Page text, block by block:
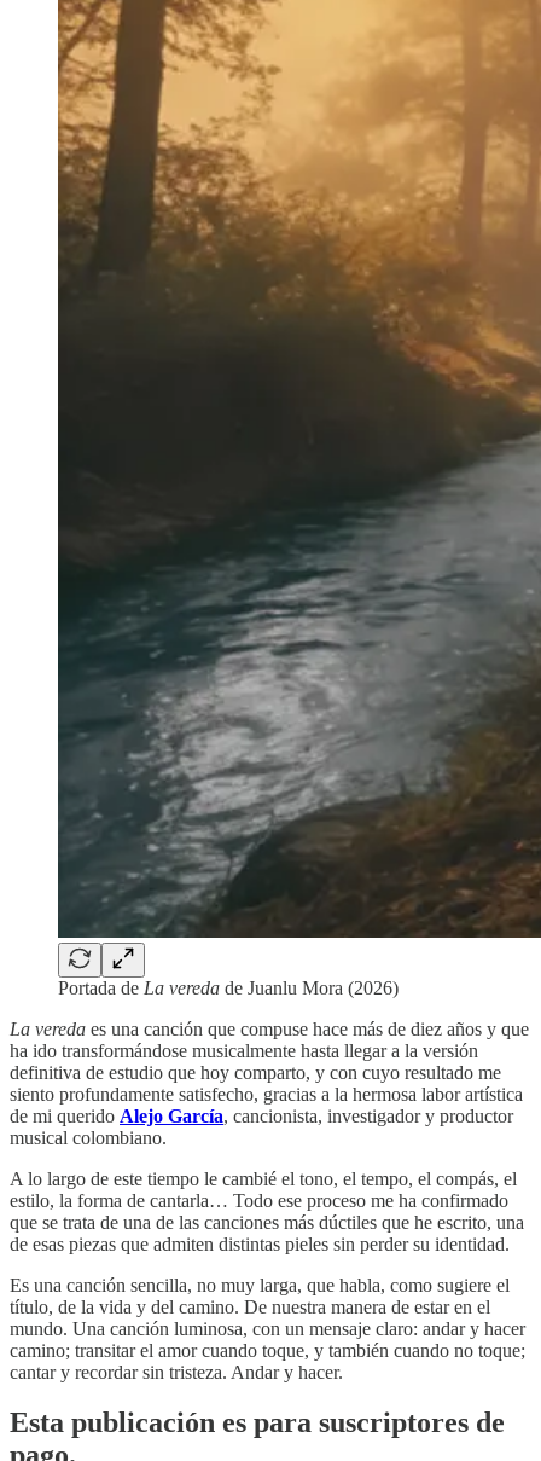
Portada de La vereda de Juanlu Mora (2026)
La vereda es una canción que compuse hace más de diez años y que
ha ido transformándose musicalmente hasta llegar a la versión
definitiva de estudio que hoy comparto, y con cuyo resultado me
siento profundamente satisfecho, gracias a la hermosa labor artística
de mi querido Alejo García, cancionista, investigador y productor
musical colombiano.
A lo largo de este tiempo le cambié el tono, el tempo, el compás, el
estilo, la forma de cantarla… Todo ese proceso me ha confirmado
que se trata de una de las canciones más dúctiles que he escrito, una
de esas piezas que admiten distintas pieles sin perder su identidad.
Es una canción sencilla, no muy larga, que habla, como sugiere el
título, de la vida y del camino. De nuestra manera de estar en el
mundo. Una canción luminosa, con un mensaje claro: andar y hacer
camino; transitar el amor cuando toque, y también cuando no toque;
cantar y recordar sin tristeza. Andar y hacer.
Esta publicación es para suscriptores de